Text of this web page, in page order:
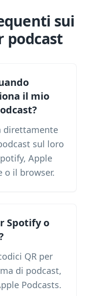
sui
podcast
il mio
direttamente
sul loro
Apple
o il browser.
Spotify o
QR per
di podcast,
Podcasts.